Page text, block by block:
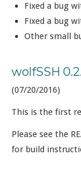
Fixed a bug
Fixed a bug
Other small
wolfSSH
(07/20/2016)
This is the first
Please see the
for build